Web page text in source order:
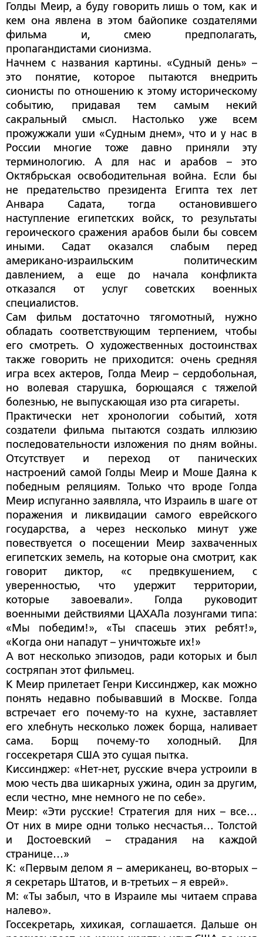
Голды Меир, а буду говорить лишь о том, как и
кем она явлена в этом байопике создателями
фильма и, смею предполагать,
пропагандистами сионизма.
Начнем с названия картины. «Судный день» –
это понятие, которое пытаются внедрить
сионисты по отношению к этому историческому
событию, придавая тем самым некий
сакральный смысл. Настолько уже всем
прожужжали уши «Судным днем», что и у нас в
России многие тоже давно приняли эту
терминологию. А для нас и арабов – это
Октябрьская освободительная война. Если бы
не предательство президента Египта тех лет
Анвара Садата, тогда остановившего
наступление египетских войск, то результаты
героического сражения арабов были бы совсем
иными. Садат оказался слабым перед
американо-израильским политическим
давлением, а еще до начала конфликта
отказался от услуг советских военных
специалистов.
Сам фильм достаточно тягомотный, нужно
обладать соответствующим терпением, чтобы
его смотреть. О художественных достоинствах
также говорить не приходится: очень средняя
игра всех актеров, Голда Меир – сердобольная,
но волевая старушка, борющаяся с тяжелой
болезнью, не выпускающая изо рта сигареты.
Практически нет хронологии событий, хотя
создатели фильма пытаются создать иллюзию
последовательности изложения по дням войны.
Отсутствует и переход от панических
настроений самой Голды Меир и Моше Даяна к
победным реляциям. Только что вроде Голда
Меир испуганно заявляла, что Израиль в шаге от
поражения и ликвидации самого еврейского
государства, а через несколько минут уже
повествуется о посещении Меир захваченных
египетских земель, на которые она смотрит, как
говорит диктор, «с предвкушением, с
уверенностью, что удержит территории,
которые завоевали». Голда руководит
военными действиями ЦАХАЛа лозунгами типа:
«Мы победим!», «Ты спасешь этих ребят!»,
«Когда они нападут – уничтожьте их!»
А вот несколько эпизодов, ради которых и был
состряпан этот фильмец.
К Меир прилетает Генри Киссинджер, как можно
понять недавно побывавший в Москве. Голда
встречает его почему-то на кухне, заставляет
его хлебнуть несколько ложек борща, наливает
сама. Борщ почему-то холодный. Для
госсекретаря США это сущая пытка.
Киссинджер: «Нет-нет, русские вчера устроили в
мою честь два шикарных ужина, один за другим,
если честно, мне немного не по себе».
Меир: «Эти русские! Стратегия для них – все…
От них в мире одни только несчастья… Толстой
и Достоевский – страдания на каждой
странице…»
К: «Первым делом я – американец, во-вторых –
я секретарь Штатов, и в-третьих – я еврей».
М: «Ты забыл, что в Израиле мы читаем справа
налево».
Госсекретарь, хихикая, соглашается. Дальше он